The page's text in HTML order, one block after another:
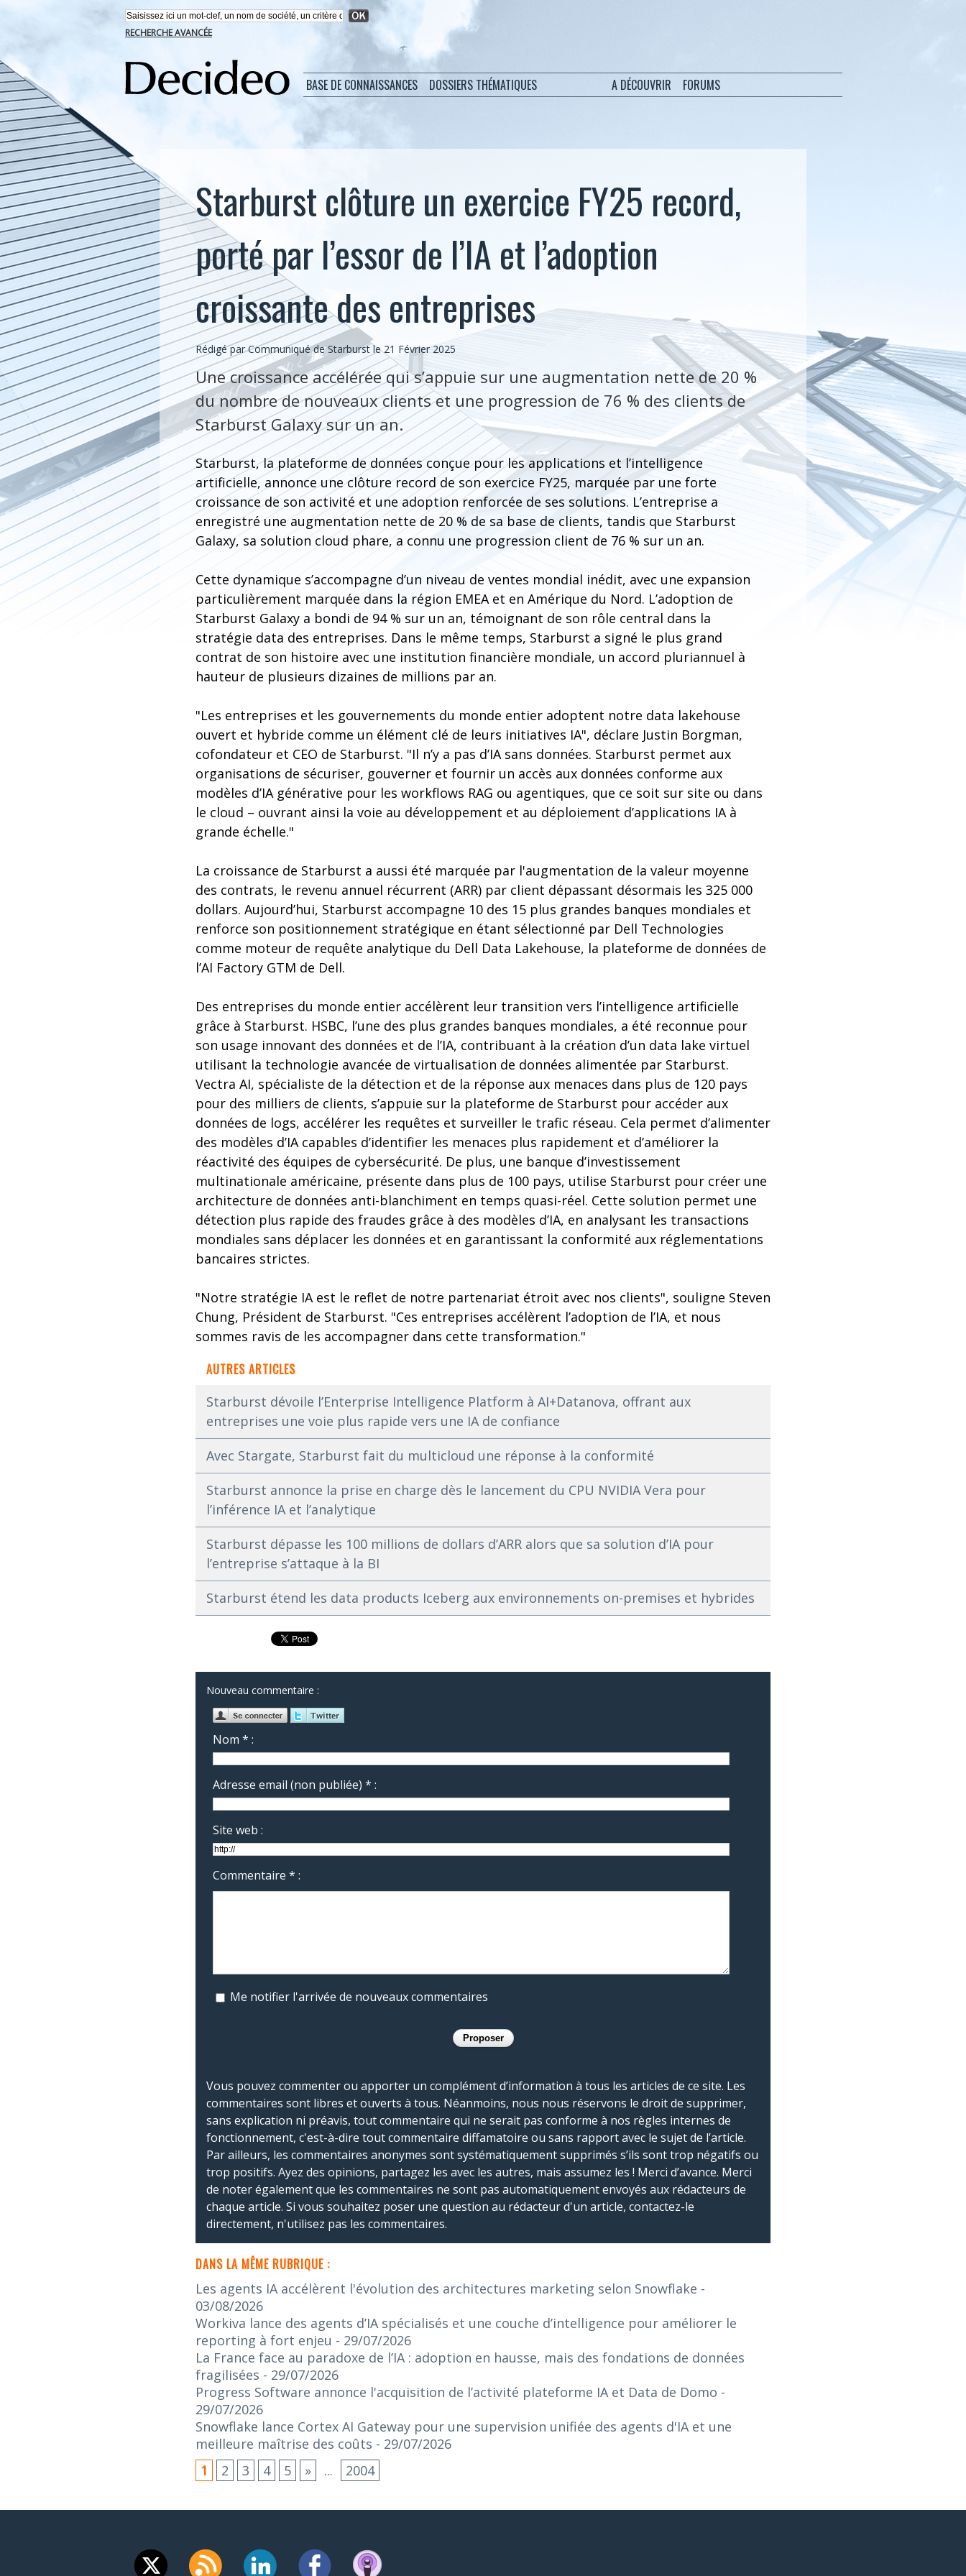
RECHERCHE AVANCÉE
BASE DE CONNAISSANCES DOSSIERS THÉMATIQUES A DÉCOUVRIR FORUMS
Starburst clôture un exercice FY25 record,
porté par l’essor de l’IA et l’adoption
croissante des entreprises
Rédigé par Communiqué de Starburst le 21 Février 2025
Une croissance accélérée qui s’appuie sur une augmentation nette de 20 %
du nombre de nouveaux clients et une progression de 76 % des clients de
Starburst Galaxy sur un an.
Starburst, la plateforme de données conçue pour les applications et l’intelligence
artificielle, annonce une clôture record de son exercice FY25, marquée par une forte
croissance de son activité et une adoption renforcée de ses solutions. L’entreprise a
enregistré une augmentation nette de 20 % de sa base de clients, tandis que Starburst
Galaxy, sa solution cloud phare, a connu une progression client de 76 % sur un an.
Cette dynamique s’accompagne d’un niveau de ventes mondial inédit, avec une expansion
particulièrement marquée dans la région EMEA et en Amérique du Nord. L’adoption de
Starburst Galaxy a bondi de 94 % sur un an, témoignant de son rôle central dans la
stratégie data des entreprises. Dans le même temps, Starburst a signé le plus grand
contrat de son histoire avec une institution financière mondiale, un accord pluriannuel à
hauteur de plusieurs dizaines de millions par an.
"Les entreprises et les gouvernements du monde entier adoptent notre data lakehouse
ouvert et hybride comme un élément clé de leurs initiatives IA", déclare Justin Borgman,
cofondateur et CEO de Starburst. "Il n’y a pas d’IA sans données. Starburst permet aux
organisations de sécuriser, gouverner et fournir un accès aux données conforme aux
modèles d’IA générative pour les workflows RAG ou agentiques, que ce soit sur site ou dans
le cloud – ouvrant ainsi la voie au développement et au déploiement d’applications IA à
grande échelle."
La croissance de Starburst a aussi été marquée par l'augmentation de la valeur moyenne
des contrats, le revenu annuel récurrent (ARR) par client dépassant désormais les 325 000
dollars. Aujourd’hui, Starburst accompagne 10 des 15 plus grandes banques mondiales et
renforce son positionnement stratégique en étant sélectionné par Dell Technologies
comme moteur de requête analytique du Dell Data Lakehouse, la plateforme de données de
l’AI Factory GTM de Dell.
Des entreprises du monde entier accélèrent leur transition vers l’intelligence artificielle
grâce à Starburst. HSBC, l’une des plus grandes banques mondiales, a été reconnue pour
son usage innovant des données et de l’IA, contribuant à la création d’un data lake virtuel
utilisant la technologie avancée de virtualisation de données alimentée par Starburst.
Vectra AI, spécialiste de la détection et de la réponse aux menaces dans plus de 120 pays
pour des milliers de clients, s’appuie sur la plateforme de Starburst pour accéder aux
données de logs, accélérer les requêtes et surveiller le trafic réseau. Cela permet d’alimenter
des modèles d’IA capables d’identifier les menaces plus rapidement et d’améliorer la
réactivité des équipes de cybersécurité. De plus, une banque d’investissement
multinationale américaine, présente dans plus de 100 pays, utilise Starburst pour créer une
architecture de données anti-blanchiment en temps quasi-réel. Cette solution permet une
détection plus rapide des fraudes grâce à des modèles d’IA, en analysant les transactions
mondiales sans déplacer les données et en garantissant la conformité aux réglementations
bancaires strictes.
"Notre stratégie IA est le reflet de notre partenariat étroit avec nos clients", souligne Steven
Chung, Président de Starburst. "Ces entreprises accélèrent l’adoption de l’IA, et nous
sommes ravis de les accompagner dans cette transformation."
AUTRES ARTICLES
Starburst dévoile l’Enterprise Intelligence Platform à AI+Datanova, offrant aux
entreprises une voie plus rapide vers une IA de confiance
Avec Stargate, Starburst fait du multicloud une réponse à la conformité
Starburst annonce la prise en charge dès le lancement du CPU NVIDIA Vera pour
l’inférence IA et l’analytique
Starburst dépasse les 100 millions de dollars d’ARR alors que sa solution d’IA pour
l’entreprise s’attaque à la BI
Starburst étend les data products Iceberg aux environnements on-premises et hybrides
Nouveau commentaire :
Nom * :
Adresse email (non publiée) * :
Site web :
Commentaire * :
Me notifier l'arrivée de nouveaux commentaires
Vous pouvez commenter ou apporter un complément d’information à tous les articles de ce site. Les
commentaires sont libres et ouverts à tous. Néanmoins, nous nous réservons le droit de supprimer,
sans explication ni préavis, tout commentaire qui ne serait pas conforme à nos règles internes de
fonctionnement, c'est-à-dire tout commentaire diffamatoire ou sans rapport avec le sujet de l’article.
Par ailleurs, les commentaires anonymes sont systématiquement supprimés s’ils sont trop négatifs ou
trop positifs. Ayez des opinions, partagez les avec les autres, mais assumez les ! Merci d’avance. Merci
de noter également que les commentaires ne sont pas automatiquement envoyés aux rédacteurs de
chaque article. Si vous souhaitez poser une question au rédacteur d'un article, contactez-le
directement, n'utilisez pas les commentaires.
DANS LA MÊME RUBRIQUE :
Les agents IA accélèrent l'évolution des architectures marketing selon Snowflake -
03/08/2026
Workiva lance des agents d’IA spécialisés et une couche d’intelligence pour améliorer le
reporting à fort enjeu - 29/07/2026
La France face au paradoxe de l’IA : adoption en hausse, mais des fondations de données
fragilisées - 29/07/2026
Progress Software annonce l'acquisition de l’activité plateforme IA et Data de Domo -
29/07/2026
Snowflake lance Cortex AI Gateway pour une supervision unifiée des agents d'IA et une
meilleure maîtrise des coûts - 29/07/2026
1
2 3 4 5 » ... 2004